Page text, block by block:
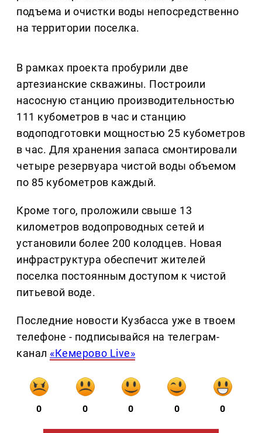
подъема и очистки воды непосредственно
на территории поселка.
В рамках проекта пробурили две
артезианские скважины. Построили
насосную станцию производительностью
111 кубометров в час и станцию
водоподготовки мощностью 25 кубометров
в час. Для хранения запаса смонтировали
четыре резервуара чистой воды объемом
по 85 кубометров каждый.
Кроме того, проложили свыше 13
километров водопроводных сетей и
установили более 200 колодцев. Новая
инфраструктура обеспечит жителей
поселка постоянным доступом к чистой
питьевой воде.
Последние новости Кузбасса уже в твоем
телефоне - подписывайся на телеграм-
канал «Кемерово Live»
0 0 0 0 0